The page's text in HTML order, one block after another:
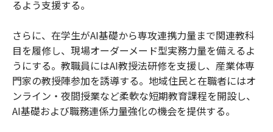
るよう支援する。
さらに、在学生がAI基礎から専攻連携力量まで関連教科
目を履修し、現場オーダーメード型実務力量を備えるよ
うにする。教職員にはAI教授法研修を支援し、産業体専
門家の教授陣参加を誘導する。地域住民と在職者にはオ
ンライン・夜間授業など柔軟な短期教育課程を開設し、
AI基礎および職務連係力量強化の機会を提供する。